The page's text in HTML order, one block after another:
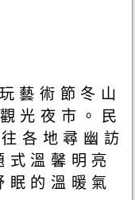
藝術節冬山
光夜市。民
各地尋幽訪
溫馨明亮
眠的溫暖氣